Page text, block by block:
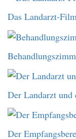
Das Landarzt-
Der Landarzt und
Der